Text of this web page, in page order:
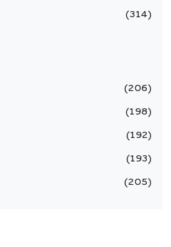
314
206
198
192
193
205